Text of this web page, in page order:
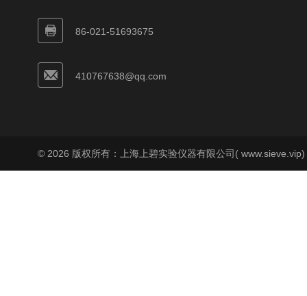
86-021-51693675
410767638@qq.com
© 2026 版权所有：上海上碧实验仪器有限公司(